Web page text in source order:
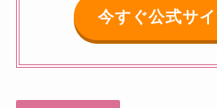
今すぐ公式サ